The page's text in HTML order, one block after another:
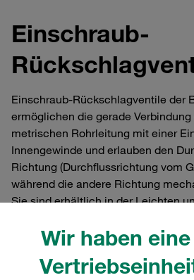
Wir haben eine
Einschraub-
Einschraub-Rückschlagventile der
ermöglichen die gerade
metrischen Rohrleitung mit einer
Innengewinde und erlauben den
Richtung (Durchflussrichtung vom
während die andere Richtung
Sie sind erhältlich in der Leichten
Nenndrücke bis 400 bar. Alle
der Serie STAUFF Connect aus